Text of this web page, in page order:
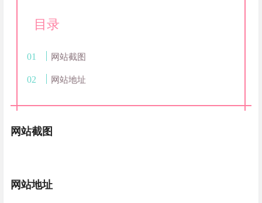
目录
网站截图
网站地址
网站截图
网站地址